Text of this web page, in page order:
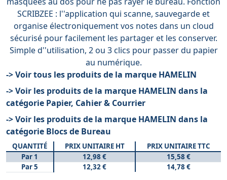
SCRIBZEE : l''application qui scanne, sauvegarde et
organise électroniquement vos notes dans un cloud
sécurisé pour facilement les partager et les conserver.
Simple d''utilisation, 2 ou 3 clics pour passer du papier
au numérique.
-> Voir tous les produits de la marque HAMELIN
-> Voir les produits de la marque HAMELIN dans la
catégorie Papier, Cahier & Courrier
-> Voir les produits de la marque HAMELIN dans la
catégorie Blocs de Bureau
QUANTITÉ PRIX UNITAIRE HT
PRIX UNITAIRE TTC
Par 1
12,98 €
15,58 €
Par 5
12,32 € 14,78 €